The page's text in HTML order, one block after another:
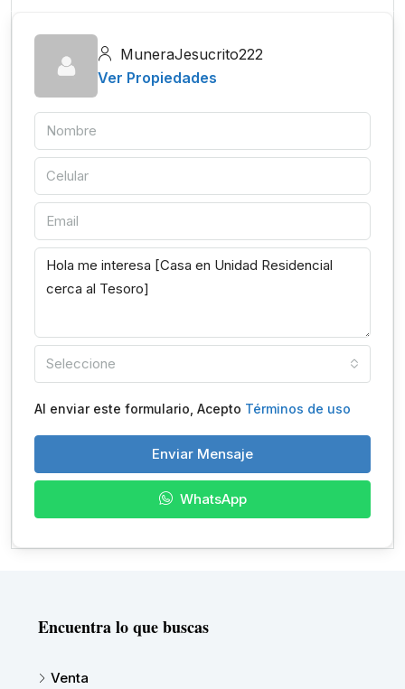
MuneraJesucrito222
Ver Propiedades
Seleccione
Al enviar este formulario, Acepto Términos de uso
Enviar Mensaje
WhatsApp
Encuentra lo que buscas
Venta